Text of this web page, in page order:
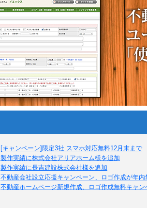
[キャンペーン]限定3社 スマホ対応無料12月末まで
製作実績に株式会社アリアホーム様を追加
製作実績に長吉建設株式会社様を追加
不動産会社設立応援キャンペーン、ロゴ作成が年内
不動産ホームページ新規作成、ロゴ作成無料キャン